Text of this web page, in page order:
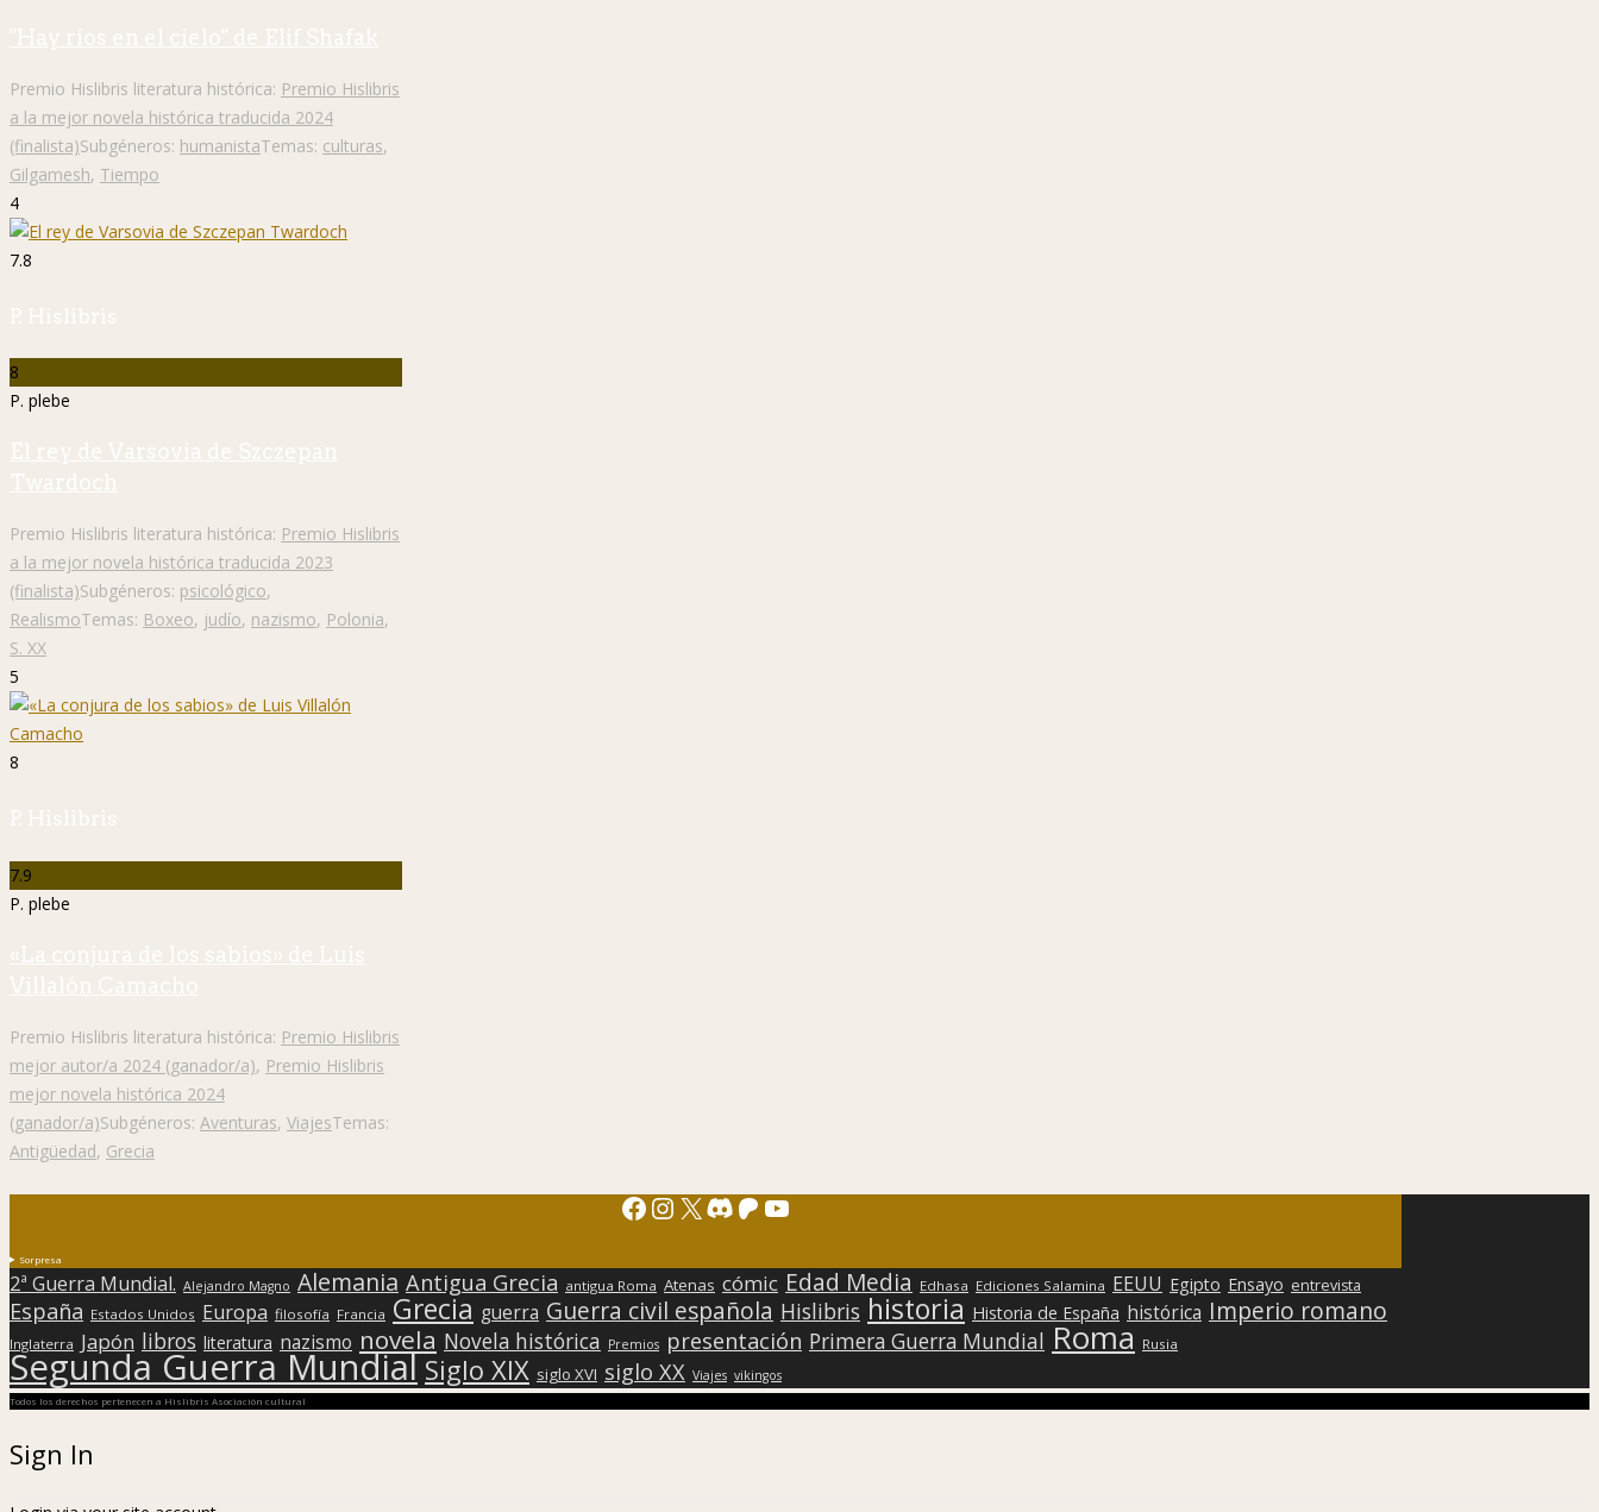
"Hay ríos en el cielo" de Elif Shafak
Premio Hislibris literatura histórica: Premio Hislibris
a la mejor novela histórica traducida 2024
(finalista)Subgéneros: humanistaTemas: culturas,
Gilgamesh, Tiempo
4
7.8
P. Hislibris
8
P. plebe
El rey de Varsovia de Szczepan
Twardoch
Premio Hislibris literatura histórica: Premio Hislibris
a la mejor novela histórica traducida 2023
(finalista)Subgéneros: psicológico,
RealismoTemas: Boxeo, judío, nazismo, Polonia,
S. XX
5
8
P. Hislibris
7.9
P. plebe
«La conjura de los sabios» de Luis
Villalón Camacho
Premio Hislibris literatura histórica: Premio Hislibris
mejor autor/a 2024 (ganador/a), Premio Hislibris
mejor novela histórica 2024
(ganador/a)Subgéneros: Aventuras, ViajesTemas:
Antigüedad, Grecia
Facebook
Instagram
X Discord
Patreon
YouTube
Sorpresa
2ª Guerra Mundial. Alejandro Magno Alemania Antigua Grecia antigua Roma Atenas cómic Edad Media Edhasa Ediciones Salamina EEUU Egipto Ensayo entrevista
España Estados Unidos Europa filosofía Francia Grecia guerra Guerra civil española Hislibris historia Historia de España histórica Imperio romano
Inglaterra Japón libros literatura nazismo novela Novela histórica Premios presentación Primera Guerra Mundial Roma Rusia
Segunda Guerra Mundial Siglo XIX siglo XVI siglo XX Viajes vikingos
Todos los derechos pertenecen a Hislibris Asociación cultural
Sign In